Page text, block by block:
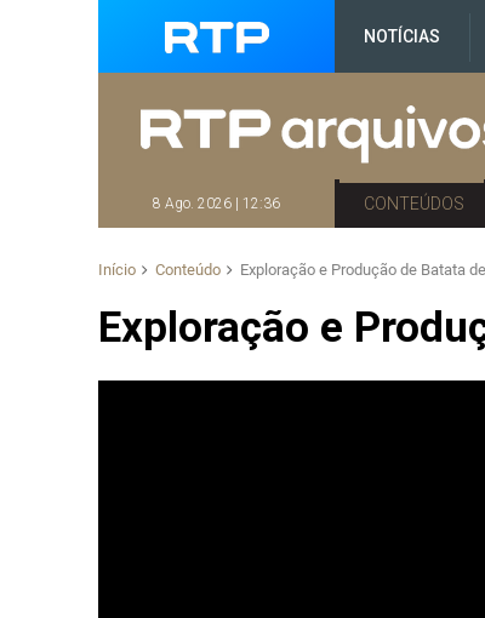
NOTÍCIAS
8 Ago. 2026 | 12:36 CONTEÚDOS
Início Conteúdo Exploração e Produção de Batata
Exploração e